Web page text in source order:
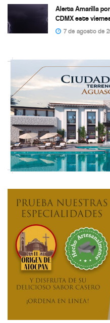
Alerta Amarilla
CDMX este
7 de agosto de